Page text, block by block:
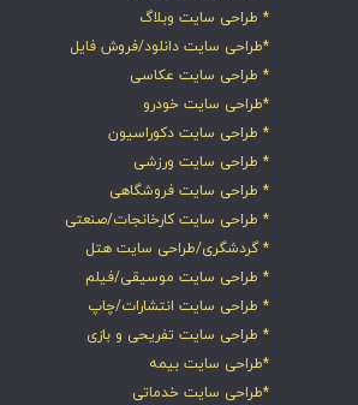
* طراحی سایت وبلاگ
*طراحی سایت دانلود/فروش فایل
* طراحی سایت عکاسی
*طراحی سایت خودرو
* طراحی سایت دکوراسیون
* طراحی سایت ورزشی
* طراحی سایت فروشگاهی
* طراحی سایت کارخانجات/صنعتی
* گردشگری/طراحی سایت هتل
* طراحی سایت موسیقی/فیلم
* طراحی سایت انتشارات/چاپ
* طراحی سایت تفریحی و بازی
*طراحی سایت بیمه
*طراحی سایت خدماتی